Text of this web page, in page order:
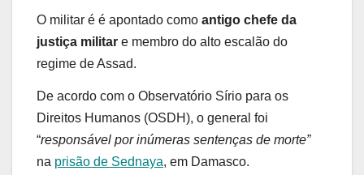
O militar é é apontado como antigo chefe da
justiça militar e membro do alto escalão do
regime de Assad.
De acordo com o Observatório Sírio para os
Direitos Humanos (OSDH), o general foi
“responsável por inúmeras sentenças de morte”
na prisão de Sednaya, em Damasco.